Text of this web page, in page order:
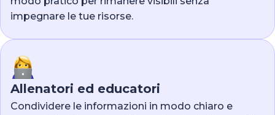
impegnare le tue risorse.
Allenatori ed educatori
Condividere le informazioni in modo chiaro e